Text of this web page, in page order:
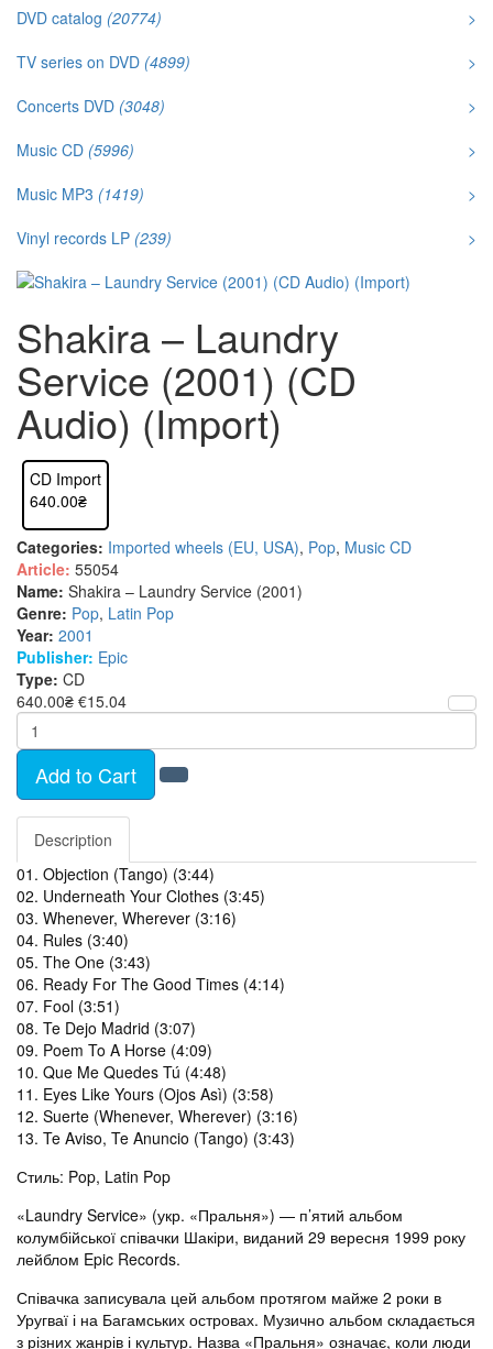
DVD catalog (20774)
>
TV series on DVD (4899)
>
Concerts DVD (3048)
>
Music CD (5996)
>
Music MP3 (1419)
>
Vinyl records LP (239) >
Shakira – Laundry
Service (2001) (CD
Audio) (Import)
CD Import
640.00₴
Categories: Imported wheels (EU, USA), Pop, Music CD
Article: 55054
Name: Shakira – Laundry Service (2001)
Genre: Pop, Latin Pop
Year: 2001
Publisher: Epic
Type: CD
640.00₴ €15.04
Add to Cart
Description
01. Objection (Tango) (3:44)
02. Underneath Your Clothes (3:45)
03. Whenever, Wherever (3:16)
04. Rules (3:40)
05. The One (3:43)
06. Ready For The Good Times (4:14)
07. Fool (3:51)
08. Te Dejo Madrid (3:07)
09. Poem To A Horse (4:09)
10. Que Me Quedes Tú (4:48)
11. Eyes Like Yours (Ojos Asì) (3:58)
12. Suerte (Whenever, Wherever) (3:16)
13. Te Aviso, Te Anuncio (Tango) (3:43)
Стиль: Pop, Latin Pop
«Laundry Service» (укр. «Пральня») — п’ятий альбом
колумбійської співачки Шакіри, виданий 29 вересня 1999 року
лейблом Epic Records.
Співачка записувала цей альбом протягом майже 2 роки в
Уругваї і на Багамських островах. Музично альбом складається
з різних жанрів і культур. Назва «Пральня» означає, коли люди